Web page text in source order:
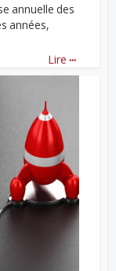
annuelle des
années,
Lire ...